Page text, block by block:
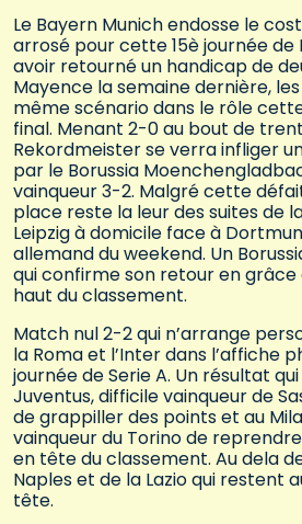
Le Bayern Munich endosse le
arrosé pour cette 15è journée de
avoir retourné un handicap de
Mayence la semaine dernière,
même scénario dans le rôle
final. Menant 2-0 au bout de
Rekordmeister se verra infliger
par le Borussia
vainqueur 3-2. Malgré cette
place reste la leur des suites de
Leipzig à domicile face à
allemand du weekend. Un
qui confirme son retour en
haut du classement.
Match nul 2-2 qui n’arrange
la Roma et l’Inter dans l’affiche
journée de Serie A. Un résultat
Juventus, difficile vainqueur de
de grappiller des points et au
vainqueur du Torino de
en tête du classement. Au dela
Naples et de la Lazio qui restent
tête.